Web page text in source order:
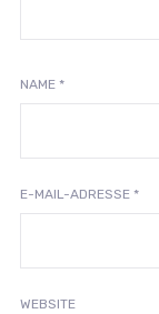
NAME *
E-MAIL-ADRESSE *
WEBSITE